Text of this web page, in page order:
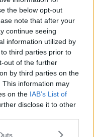
the below opt-out
note that after your
continue seeing
information utilized by
third parties prior to
out of the further
by third parties on the
This information may
on the IAB’s List of
disclose it to other
one or more Google
le
senza
addio per chiudere
come ci si